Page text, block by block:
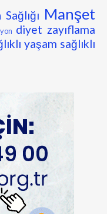
Sağlığı Manşet
diyet zayıflama
yaşam sağlıklı